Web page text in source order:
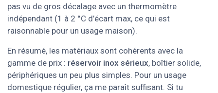
pas vu de gros décalage avec un thermomètre
indépendant (1 à 2 °C d’écart max, ce qui est
raisonnable pour un usage maison).
En résumé, les matériaux sont cohérents avec la
gamme de prix : réservoir inox sérieux, boîtier solide,
périphériques un peu plus simples. Pour un usage
domestique régulier, ça me paraît suffisant. Si tu